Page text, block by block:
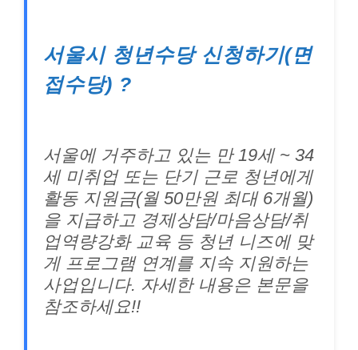
서울시 청년수당 신청하기(면
접수당) ?
서울에 거주하고 있는 만 19세 ~ 34
세 미취업 또는 단기 근로 청년에게
활동 지원금(월 50만원 최대 6개월)
을 지급하고 경제상담/마음상담/취
업역량강화 교육 등 청년 니즈에 맞
게 프로그램 연계를 지속 지원하는
사업입니다. 자세한 내용은 본문을
참조하세요!!